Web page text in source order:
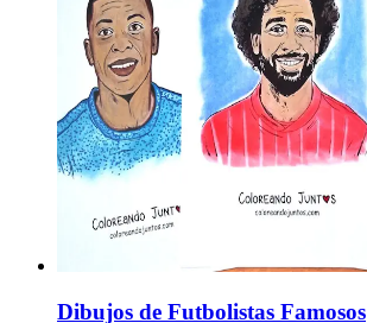
Dibujos de Futbolistas Famosos